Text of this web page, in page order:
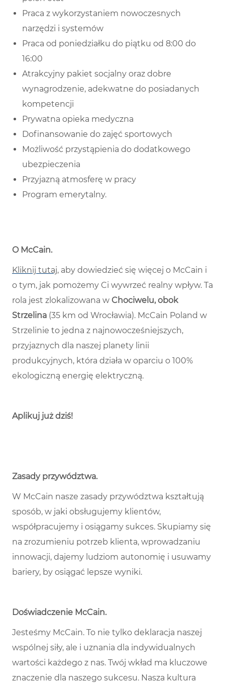
Praca z wykorzystaniem nowoczesnych
narzędzi i systemów
Praca od poniedziałku do piątku od 8:00 do
16:00
Atrakcyjny pakiet socjalny oraz dobre
wynagrodzenie, adekwatne do posiadanych
kompetencji
Prywatna opieka medyczna
Dofinansowanie do zajęć sportowych
Możliwość przystąpienia do dodatkowego
ubezpieczenia
Przyjazną atmosferę w pracy
Program emerytalny.
O McCain.
Kliknij tutaj, aby dowiedzieć się więcej o McCain i
o tym, jak pomożemy Ci wywrzeć realny wpływ. Ta
rola jest zlokalizowana w Chociwelu, obok
Strzelina (35 km od Wrocławia). McCain Poland w
Strzelinie to jedna z najnowocześniejszych,
przyjaznych dla naszej planety linii
produkcyjnych, która działa w oparciu o 100%
ekologiczną energię elektryczną.
Aplikuj już dziś!
Zasady przywództwa.
W McCain nasze zasady przywództwa kształtują
sposób, w jaki obsługujemy klientów,
współpracujemy i osiągamy sukces. Skupiamy się
na zrozumieniu potrzeb klienta, wprowadzaniu
innowacji, dajemy ludziom autonomię i usuwamy
bariery, by osiągać lepsze wyniki.
Doświadczenie McCain.
Jesteśmy McCain. To nie tylko deklaracja naszej
wspólnej siły, ale i uznania dla indywidualnych
wartości każdego z nas. Twój wkład ma kluczowe
znaczenie dla naszego sukcesu. Nasza kultura